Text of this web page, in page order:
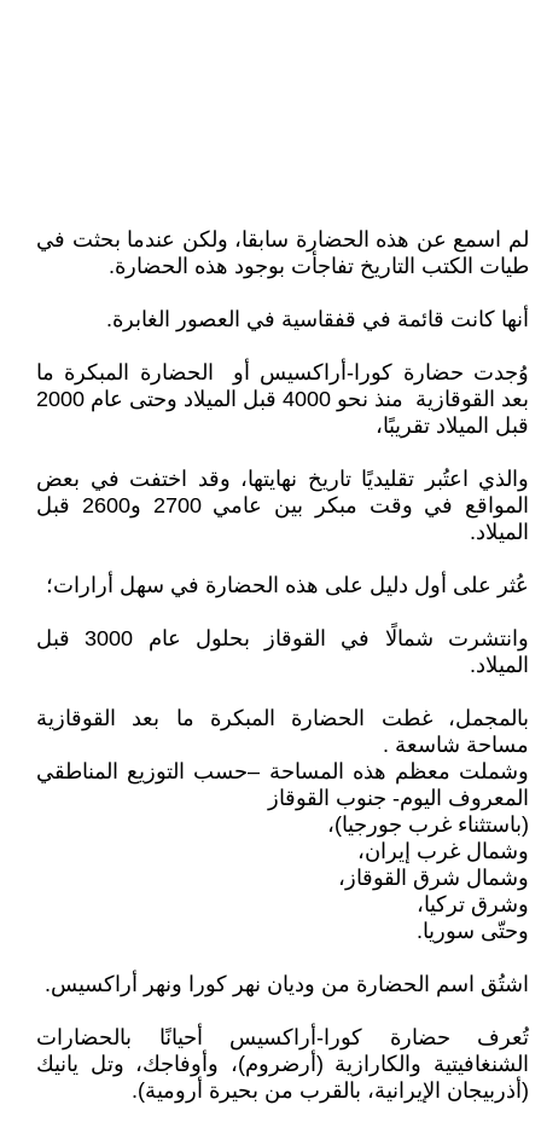
لم اسمع عن هذه الحضارة سابقا، ولكن عندما بحثت في
طيات الكتب التاريخ تفاجأت بوجود هذه الحضارة.
أنها كانت قائمة في قفقاسية في العصور الغابرة.
وُجدت حضارة كورا-أراكسيس أو الحضارة المبكرة ما
بعد القوقازية منذ نحو 4000 قبل الميلاد وحتى عام 2000
قبل الميلاد تقريبًا،
والذي اعتُبر تقليديًا تاريخ نهايتها، وقد اختفت في بعض
المواقع في وقت مبكر بين عامي 2700 و2600 قبل
الميلاد.
عُثر على أول دليل على هذه الحضارة في سهل أرارات؛
وانتشرت شمالًا في القوقاز بحلول عام 3000 قبل
الميلاد.
بالمجمل، غطت الحضارة المبكرة ما بعد القوقازية
مساحة شاسعة .
وشملت معظم هذه المساحة –حسب التوزيع المناطقي
المعروف اليوم- جنوب القوقاز
(باستثناء غرب جورجيا)،
وشمال غرب إيران،
وشمال شرق القوقاز،
وشرق تركيا،
وحتّى سوريا.
اشتُق اسم الحضارة من وديان نهر كورا ونهر أراكسيس.
تُعرف حضارة كورا-أراكسيس أحيانًا بالحضارات
الشنغافيتية والكارازية (أرضروم)، وأوفاجك، وتل يانيك
(أذربيجان الإيرانية، بالقرب من بحيرة أرومية).